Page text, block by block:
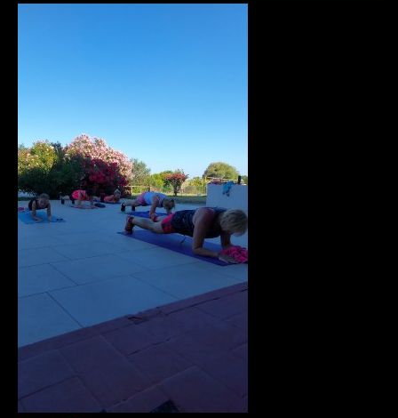
Veronika Fránová
+420 724 023 632
veronika.franova@centrum.cz
Update cookies preferences